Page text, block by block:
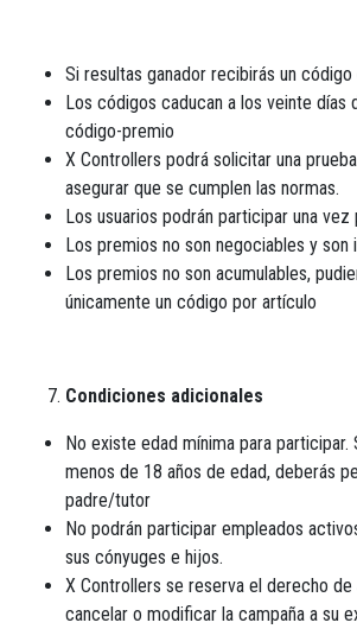
Si resultas ganador recibirás un
Los códigos caducan a los veinte días
código-premio
X Controllers podrá solicitar una
asegurar que se cumplen las normas.
Los usuarios podrán participar una vez
Los premios no son negociables y son
Los premios no son acumulables,
únicamente un código por artículo
Condiciones adicionales
No existe edad mínima para participar.
menos de 18 años de edad, deberás
padre/tutor
No podrán participar empleados
sus cónyuges e hijos.
X Controllers se reserva el derecho de
cancelar o modificar la campaña a su